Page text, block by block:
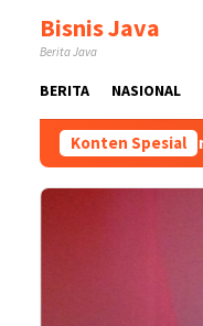
Bisnis Java
Berita Java
BERITA NASIONAL
Konten Spesial
RUU HAM Perlu